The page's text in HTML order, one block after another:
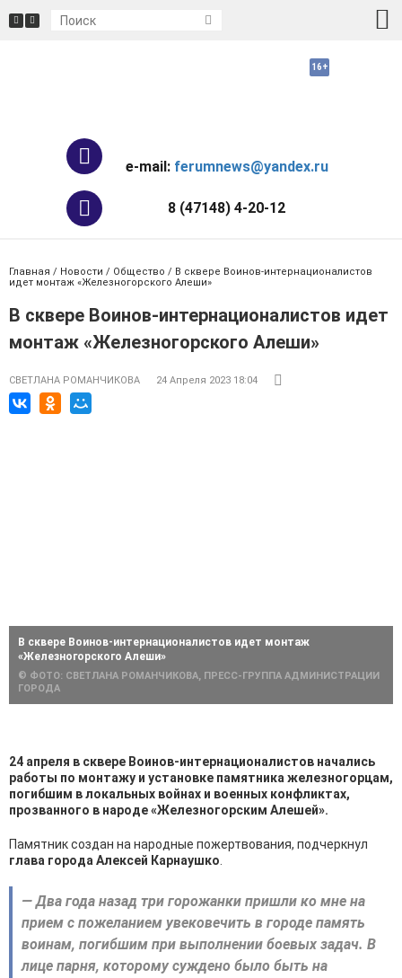
e-mail: ferumnews@yandex.ru
8 (47148) 4-20-12
Главная / Новости / Общество / В сквере Воинов-интернационалистов
идет монтаж «Железногорского Алеши»
В сквере Воинов-интернационалистов идет
монтаж «Железногорского Алеши»
СВЕТЛАНА РОМАНЧИКОВА 24 Апреля 2023 18:04
В сквере Воинов-интернационалистов идет монтаж
«Железногорского Алеши»
© ФОТО: СВЕТЛАНА РОМАНЧИКОВА, ПРЕСС-ГРУППА АДМИНИСТРАЦИИ
ГОРОДА
24 апреля в сквере Воинов-интернационалистов начались
работы по монтажу и установке памятника железногорцам,
погибшим в локальных войнах и военных конфликтах,
прозванного в народе «Железногорским Алешей».
Памятник создан на народные пожертвования, подчеркнул
глава города Алексей Карнаушко
— Два года назад три горожанки пришли ко мне на
прием с пожеланием увековечить в городе память
воинам, погибшим при выполнении боевых задач. В
лице парня, которому суждено было быть на